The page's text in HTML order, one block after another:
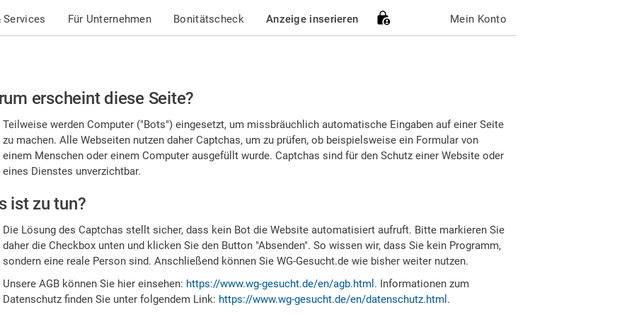
Services Für Unternehmen Bonitätscheck Anzeige inserieren Mein Konto
erscheint diese Seite?
Teilweise werden Computer ("Bots") eingesetzt, um missbräuchlich automatische Eingaben auf einer Seite
zu machen. Alle Webseiten nutzen daher Captchas, um zu prüfen, ob beispielsweise ein Formular von
einem Menschen oder einem Computer ausgefüllt wurde. Captchas sind für den Schutz einer Website oder
eines Dienstes unverzichtbar.
ist zu tun?
Die Lösung des Captchas stellt sicher, dass kein Bot die Website automatisiert aufruft. Bitte markieren Sie
daher die Checkbox unten und klicken Sie den Button "Absenden". So wissen wir, dass Sie kein Programm,
sondern eine reale Person sind. Anschließend können Sie WG-Gesucht.de wie bisher weiter nutzen.
Unsere AGB können Sie hier einsehen: https://www.wg-gesucht.de/en/agb.html . Informationen zum
Datenschutz finden Sie unter folgendem Link: https://www.wg-gesucht.de/en/datenschutz.html .